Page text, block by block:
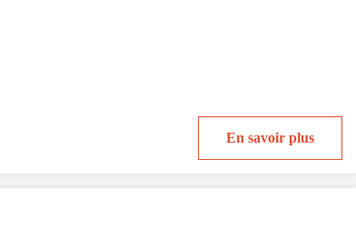
En savoir plus